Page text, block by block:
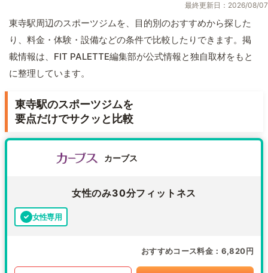
最終更新日：2026/08/07
東寺駅周辺のスポーツジムを、目的別のおすすめから探した
り、料金・体験・設備などの条件で比較したりできます。掲
載情報は、FIT PALETTE編集部が公式情報と独自取材をもと
に整理しています。
東寺駅のスポーツジムを
要点だけでサクッと比較
カーブス
女性のみ30分フィットネス
女性専用
おすすめコース料金 6,820円